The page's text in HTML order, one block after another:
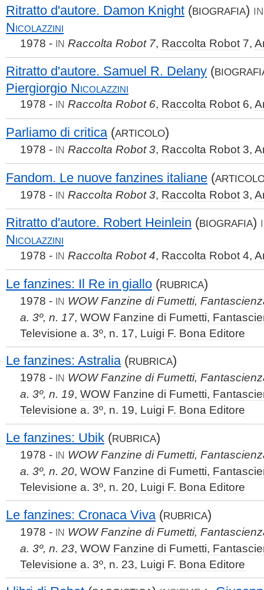
Ritratto d'autore. Damon Knight (BIOGRAFIA)
Nicolazzini
1978 - IN Raccolta Robot 7, Raccolta Robot 7,
Ritratto d'autore. Samuel R. Delany (
Piergiorgio Nicolazzini
1978 - IN Raccolta Robot 6, Raccolta Robot 6,
Parliamo di critica (ARTICOLO)
1978 - IN Raccolta Robot 3, Raccolta Robot 3,
Fandom. Le nuove fanzines italiane (
1978 - IN Raccolta Robot 3, Raccolta Robot 3,
Ritratto d'autore. Robert Heinlein (BIOGRAFIA)
Nicolazzini
1978 - IN Raccolta Robot 4, Raccolta Robot 4,
Le fanzines: Il Re in giallo (RUBRICA)
1978 - IN WOW Fanzine di Fumetti,
a. 3º, n. 17, WOW Fanzine di Fumetti,
Televisione a. 3º, n. 17, Luigi F. Bona Editore
Le fanzines: Astralia(RUBRICA)
1978 - IN WOW Fanzine di Fumetti,
a. 3º, n. 19, WOW Fanzine di Fumetti,
Televisione a. 3º, n. 19, Luigi F. Bona Editore
Le fanzines: Ubik (RUBRICA)
1978 - IN WOW Fanzine di Fumetti,
a. 3º, n. 20, WOW Fanzine di Fumetti,
Televisione a. 3º, n. 20, Luigi F. Bona Editore
Le fanzines: Cronaca Viva (RUBRICA)
1978 - IN WOW Fanzine di Fumetti,
a. 3º, n. 23, WOW Fanzine di Fumetti,
Televisione a. 3º, n. 23, Luigi F. Bona Editore